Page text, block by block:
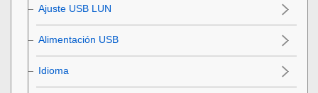
Ajuste USB LUN
Alimentación USB
Idioma